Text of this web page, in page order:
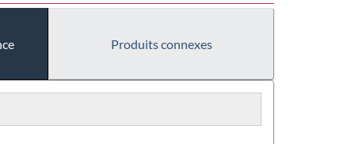
Produits connexes